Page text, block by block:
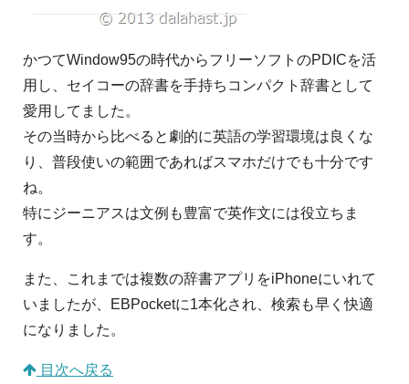
かつてWindow95の時代からフリーソフトのPDICを活
用し、セイコーの辞書を手持ちコンパクト辞書として
愛用してました。
その当時から比べると劇的に英語の学習環境は良くな
り、普段使いの範囲であればスマホだけでも十分です
ね。
特にジーニアスは文例も豊富で英作文には役立ちま
す。
また、これまでは複数の辞書アプリをiPhoneにいれて
いましたが、EBPocketに1本化され、検索も早く快適
になりました。
目次へ戻る